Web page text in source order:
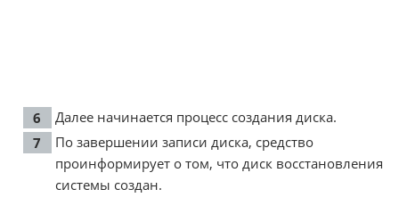
Далее начинается процесс создания диска.
По завершении записи диска, средство
проинформирует о том, что диск восстановления
системы создан.